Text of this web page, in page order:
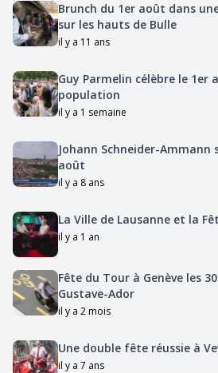
Brunch du 1er août dans
sur les hauts de Bulle
il y a 11 ans
Guy Parmelin célèbre le 1er
population
il y a 1 semaine
Johann Schneider-Ammann
août
il y a 8 ans
La Ville de Lausanne et la
il y a 1 an
Fête du Tour à Genève les
Gustave-Ador
il y a 2 mois
Une double fête réussie à
il y a 7 ans